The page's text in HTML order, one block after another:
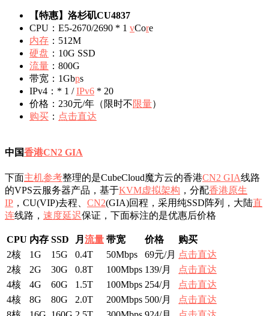
【特惠】洛杉矶CU4837
CPU：E5-2670/2690 * 1 vCore
内存 ：512M
硬盘 ：10G SSD
流量 ：800G
带宽：1Gbps
IPv4：* 1 /IPv6 * 20
价格：230元/年（限时不限量）
购买 ： 点击直达
中国香港CN2 GIA
下面主机参考整理的是CubeCloud魔方云的香港CN2 GIA线路
的VPS云服务器产品，基于KVM虚拟架构 ，分配香港原生
IP ，CU(VIP)去程、 CN2(GIA)回程，采用纯SSD阵列，大陆直
连线路， 速度延迟保证，下面标注的是优惠后价格
CPU 内存 SSD 月 流量 带宽 价格
购买
2核
1G 15G 0.4T 50Mbps 69元/月 点击直达
2核
2G 30G 0.8T 100Mbps 139/月
点击直达
4核
4G 60G 1.5T 100Mbps 254/月
点击直达
4核
8G 80G 2.0T 200Mbps 500/月
点击直达